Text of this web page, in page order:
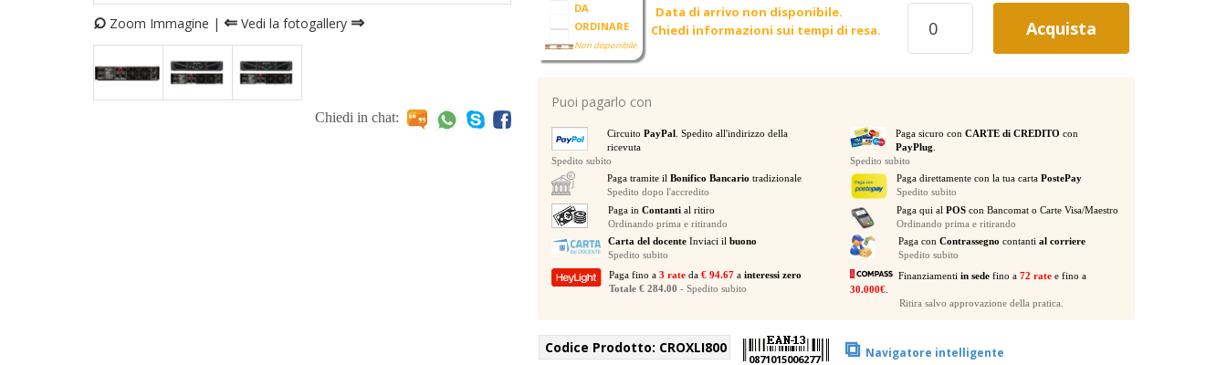
⌕ Zoom Immagine | ⇐ Vedi la fotogallery ⇒
Chiedi in chat:
DA
ORDINARE
Non disponibile
Data di arrivo non disponibile.
Chiedi informazioni sui tempi di resa.
CROWN
XLI800
AMPLIFICATORE
OHM
BRIDGE
E
2
X
300
WATT
quantità
Acquista
Puoi pagarlo con
Circuito PayPal
. Spedito all'indirizzo della
ricevuta
Spedito subito
Paga sicuro conCARTE di CREDITO con
PayPlug
Spedito subito
Paga tramite il Bonifico Bancario tradizionale
Spedito dopo l'accredito
Paga direttamente con la tua cartaPostePay
Spedito subito
Paga in Contantial ritiro
Ordinando prima e ritirando
Paga qui al POScon Bancomat o Carte Visa/Maestro
Ordinando prima e ritirando
Carta del docente Inviaci ilbuono
Spedito subito
Paga con Contrassegno contanti al corriere
Spedito subito
Paga fino a 3 rate da € 94.67 a interessi zero
Totale € 284.00 - Spedito subito
Finanziamentiin sede fino a72 rate e fino a
30.000€.
Ritira salvo approvazione della pratica.
Codice Prodotto: CROXLI800
0871015006277 ⧉ Navigatore intelligente